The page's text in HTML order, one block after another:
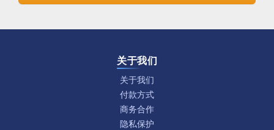
关于我们
关于我们
付款方式
商务合作
隐私保护